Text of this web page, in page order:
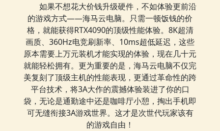
如果不想花大价钱升级硬件，不如体验更前沿
的游戏方式——海马云电脑。只需一顿饭钱的价
格，就能获得RTX4090的顶级性能体验。8K超清
画质、360Hz电竞刷新率、10ms超低延迟，这些
原本需要上万元装机才能实现的体验，现在几十元
就能轻松拥有。更为重要的是，海马云电脑不仅完
美复刻了顶级主机的性能表现，更通过革命性的跨
平台技术，将3A大作的震撼体验装进了你的口
袋，无论是通勤途中还是咖啡厅小憩，掏出手机即
可无缝衔接3A游戏世界。这才是次世代玩家该有
的游戏自由！